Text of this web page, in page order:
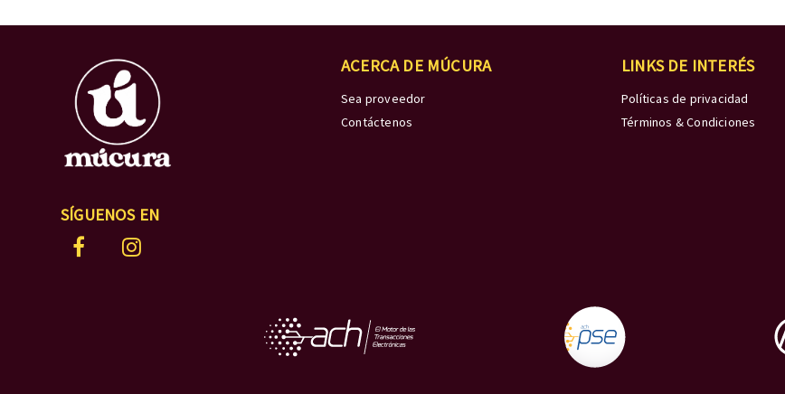
SÍGUENOS EN
ACERCA DE MÚCURA
Sea proveedor
Contáctenos
LINKS DE INTERÉS
Políticas de privacidad
Términos & Condiciones